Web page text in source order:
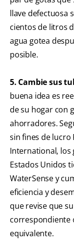
llave defectuosa
cientos de litros
agua gotea
posible.
5. Cambie sus
buena idea es
de su hogar con
ahorradores.
sin fines de
International, los
Estados Unidos
WaterSense y
eficiencia y
que revise que
correspondiente
equivalente.